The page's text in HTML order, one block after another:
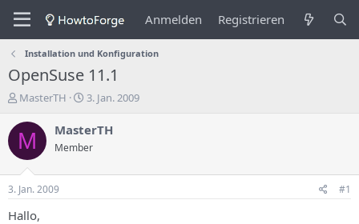
Anmelden Registrieren
Installation und Konfiguration
OpenSuse 11.1
E
s
t
e
l
e
r
MasterTH
E
s
e
3. Jan. 2009
M MasterTH
Member
3. Jan. 2009 #1
Hallo,